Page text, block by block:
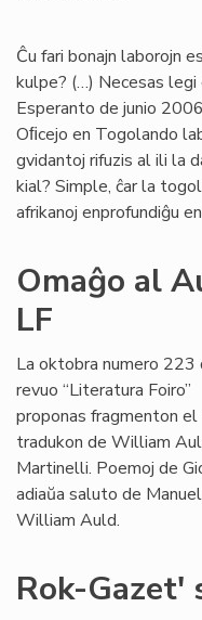
Ĉu fari bonajn laborojn
kulpe? (…) Necesas
Esperanto de junio
Oﬁcejo en Togolando
gvidantoj rifuzis al ili la
kial? Simple, ĉar la
afrikanoj enprofundiĝu
Omaĝo al
LF
La oktobra numero 223
revuo “Literatura Foiro”
proponas fragmenton
tradukon de William
Martinelli. Poemoj de
adiaŭa saluto de
William Auld.
Rok-Gazet'